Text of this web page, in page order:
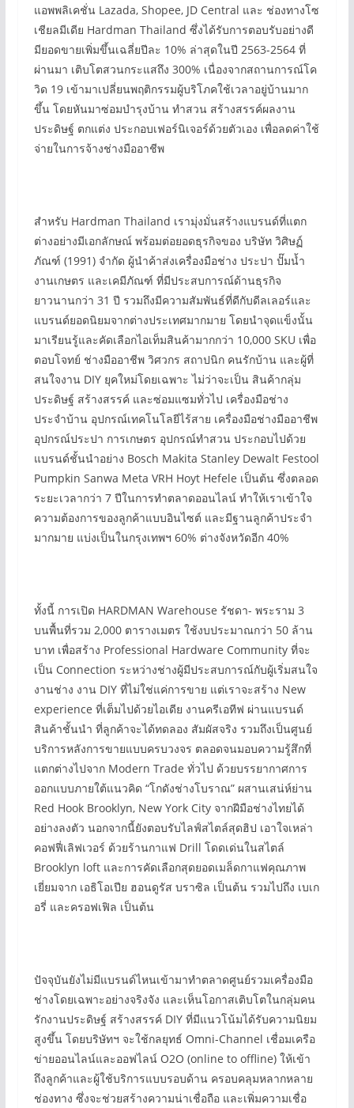
แอพพลิเคชั่น Lazada, Shopee, JD Central และ ช่องทางโซ
เชียลมีเดีย Hardman Thailand ซึ่งได้รับการตอบรับอย่างดี
มียอดขายเพิ่มขึ้นเฉลี่ยปีละ 10% ล่าสุดในปี 2563-2564 ที่
ผ่านมา เติบโตสวนกระแสถึง 300% เนื่องจากสถานการณ์โค
วิด 19 เข้ามาเปลี่ยนพฤติกรรมผู้บริโภคใช้เวลาอยู่บ้านมาก
ขึ้น โดยหันมาซ่อมบำรุงบ้าน ทำสวน สร้างสรรค์ผลงาน
ประดิษฐ์ ตกแต่ง ประกอบเฟอร์นิเจอร์ด้วยตัวเอง เพื่อลดค่าใช้
จ่ายในการจ้างช่างมืออาชีพ
สำหรับ Hardman Thailand เรามุ่งมั่นสร้างแบรนด์ที่แตก
ต่างอย่างมีเอกลักษณ์ พร้อมต่อยอดธุรกิจของ บริษัท วิศิษฏ์
ภัณฑ์ (1991) จำกัด ผู้นำค้าส่งเครื่องมือช่าง ประปา ปั๊มน้ำ
งานเกษตร และเคมีภัณฑ์ ที่มีประสบการณ์ด้านธุรกิจ
ยาวนานกว่า 31 ปี รวมถึงมีความสัมพันธ์ที่ดีกับดีลเลอร์และ
แบรนด์ยอดนิยมจากต่างประเทศมากมาย โดยนำจุดแข็งนั้น
มาเรียนรู้และคัดเลือกไอเท็มสินค้ามากกว่า 10,000 SKU เพื่อ
ตอบโจทย์ ช่างมืออาชีพ วิศวกร สถาปนิก คนรักบ้าน และผู้ที่
สนใจงาน DIY ยุคใหม่โดยเฉพาะ ไม่ว่าจะเป็น สินค้ากลุ่ม
ประดิษฐ์ สร้างสรรค์ และซ่อมแซมทั่วไป เครื่องมือช่าง
ประจำบ้าน อุปกรณ์เทคโนโลยีไร้สาย เครื่องมือช่างมืออาชีพ
อุปกรณ์ประปา การเกษตร อุปกรณ์ทำสวน ประกอบไปด้วย
แบรนด์ชั้นนำอย่าง Bosch Makita Stanley Dewalt Festool
Pumpkin Sanwa Meta VRH Hoyt Hefele เป็นต้น ซึ่งตลอด
ระยะเวลากว่า 7 ปีในการทำตลาดออนไลน์ ทำให้เราเข้าใจ
ความต้องการของลูกค้าแบบอินไซต์ และมีฐานลูกค้าประจำ
มากมาย แบ่งเป็นในกรุงเทพฯ 60% ต่างจังหวัดอีก 40%
ทั้งนี้ การเปิด HARDMAN Warehouse รัชดา- พระราม 3
บนพื้นที่รวม 2,000 ตารางเมตร ใช้งบประมาณกว่า 50 ล้าน
บาท เพื่อสร้าง Professional Hardware Community ที่จะ
เป็น Connection ระหว่างช่างผู้มีประสบการณ์กับผู้เริ่มสนใจ
งานช่าง งาน DIY ที่ไม่ใช่แค่การขาย แต่เราจะสร้าง New
experience ที่เต็มไปด้วยไอเดีย งานครีเอทีฟ ผ่านแบรนด์
สินค้าชั้นนำ ที่ลูกค้าจะได้ทดลอง สัมผัสจริง รวมถึงเป็นศูนย์
บริการหลังการขายแบบครบวงจร ตลอดจนมอบความรู้สึกที่
แตกต่างไปจาก Modern Trade ทั่วไป ด้วยบรรยากาศการ
ออกแบบภายใต้แนวคิด “โกดังช่างโบราณ” ผสานเสน่ห์ย่าน
Red Hook Brooklyn, New York City จากฝีมือช่างไทยได้
อย่างลงตัว นอกจากนี้ยังตอบรับไลฟ์สไตล์สุดฮิป เอาใจเหล่า
คอฟฟี่เลิฟเวอร์ ด้วยร้านกาแฟ Drill โดดเด่นในสไตล์
Brooklyn loft และการคัดเลือกสุดยอดเมล็ดกาแฟคุณภาพ
เยี่ยมจาก เอธิโอเปีย ฮอนดูรัส บราซิล เป็นต้น รวมไปถึง เบเก
อรี่ และครอฟเฟิล เป็นต้น
ปัจจุบันยังไม่มีแบรนด์ไหนเข้ามาทำตลาดศูนย์รวมเครื่องมือ
ช่างโดยเฉพาะอย่างจริงจัง และเห็นโอกาสเติบโตในกลุ่มคน
รักงานประดิษฐ์ สร้างสรรค์ DIY ที่มีแนวโน้มได้รับความนิยม
สูงขึ้น โดยบริษัทฯ จะใช้กลยุทธ์ Omni-Channel เชื่อมเครือ
ข่ายออนไลน์และออฟไลน์ O2O (online to offline) ให้เข้า
ถึงลูกค้าและผู้ใช้บริการแบบรอบด้าน ครอบคลุมหลากหลาย
ช่องทาง ซึ่งจะช่วยสร้างความน่าเชื่อถือ และเพิ่มความเชื่อ